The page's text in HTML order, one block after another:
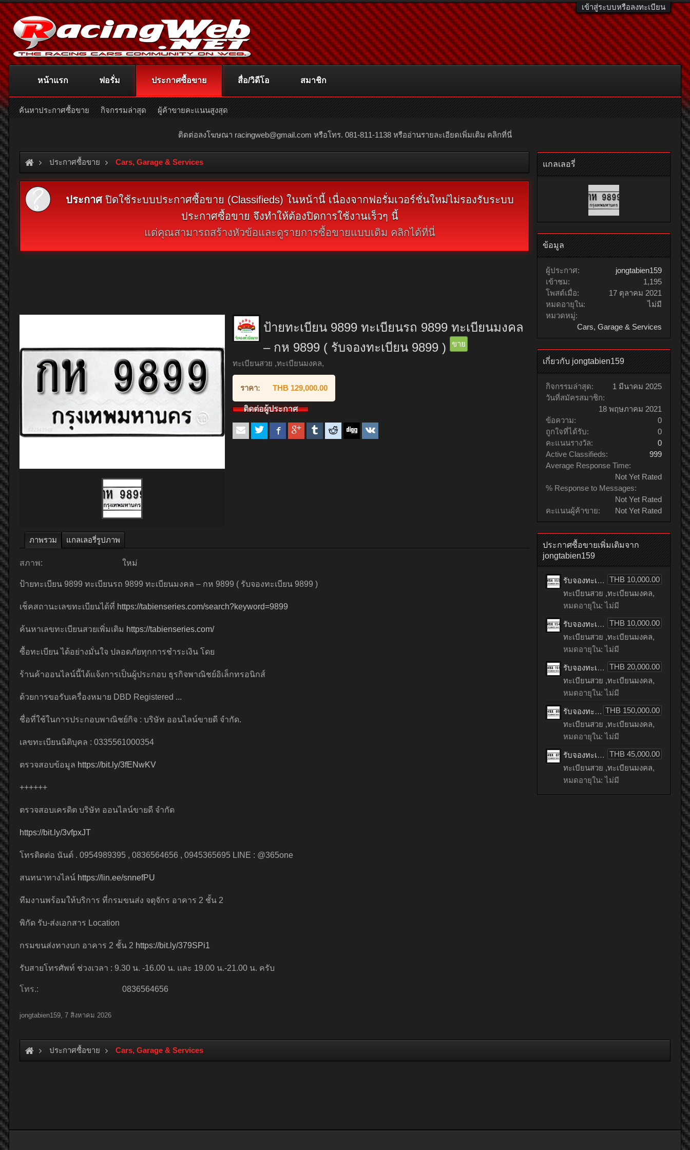
เข้าสู่ระบบหรือลงทะเบียน
ติดต่อลงโฆษณา racingweb@gmail.com หรือโทร. 081-811-1138 หรืออ่านรายละเอียดเพิ่มเติม คลิกที่นี่
ประกาศซื้อขาย Cars, Garage & Services
ประกาศปิดใช้ระบบประกาศซื้อขาย (Classifieds) ในหน้านี้ เนื่องจากฟอรั่มเวอร์ชั่นใหม่ไม่รองรับระบบ
ประกาศซื้อขาย จึงทำให้ต้องปิดการใช้งานเร็วๆ นี้
แต่คุณสามารถสร้างหัวข้อและดูรายการซื้อขายแบบเดิม คลิกได้ที่นี่
ป้ายทะเบียน 9899 ทะเบียนรถ 9899 ทะเบียนมงคล
– กห 9899 ( รับจองทะเบียน 9899 )
ขาย
ทะเบียนสวย ,ทะเบียนมงคล,
ราคา: THB 129,000.00
ติดต่อผู้ประกาศ
ภาพรวม แกลเลอรี่รูปภาพ
สภาพ: ใหม่
ป้ายทะเบียน 9899 ทะเบียนรถ 9899 ทะเบียนมงคล – กห 9899 ( รับจองทะเบียน 9899 )
เช็คสถานะเลขทะเบียนได้ที่ https://tabienseries.com/search?keyword=9899
ค้นหาเลขทะเบียนสวยเพิ่มเติม https://tabienseries.com/
ซื้อทะเบียน ได้อย่างมั่นใจ ปลอดภัยทุกการชำระเงิน โดย
ร้านค้าออนไลน์นี้ได้แจ้งการเป็นผู้ประกอบ ธุรกิจพาณิชย์อิเล็กทรอนิกส์
ด้วยการขอรับเครื่องหมาย DBD Registered ...
ชื่อที่ใช้ในการประกอบพาณิชย์กิจ : บริษัท ออนไลน์ขายดี จำกัด.
เลขทะเบียนนิติบุคล : 0335561000354
ตรวจสอบข้อมูล https://bit.ly/3fENwKV
++++++
ตรวจสอบเครดิต บริษัท ออนไลน์ขายดี จำกัด
https://bit.ly/3vfpxJT
โทรติดต่อ นันต์ . 0954989395 , 0836564656 , 0945365695 LINE : @365one
สนทนาทางไลน์ https://lin.ee/snnefPU
ทีมงานพร้อมให้บริการ ที่กรมขนส่ง จตุจักร อาคาร 2 ชั้น 2
พิกัด รับ-ส่งเอกสาร Location
กรมขนส่งทางบก อาคาร 2 ชั้น 2 https://bit.ly/379SPi1
รับสายโทรศัพท์ ช่วงเวลา : 9.30 น. -16.00 น. และ 19.00 น.-21.00 น. ครับ
โทร.: 0836564656
jongtabien159, 7 สิงหาคม 2026
แกลเลอรี่
ข้อมูล
ผู้ประกาศ:
jongtabien159
เข้าชม:
1,195
โพสต์เมื่อ:
17 ตุลาคม 2021
หมดอายุใน:
ไม่มี
หมวดหมู่:
Cars, Garage & Services
เกี่ยวกับ jongtabien159
กิจกรรมล่าสุด:
1 มีนาคม 2025
วันที่สมัครสมาชิก:
18 พฤษภาคม 2021
ข้อความ:
0
ถูกใจที่ได้รับ:
0
คะแนนรางวัล:
0
Active Classifieds:
999
Average Response Time:
Not Yet Rated
% Response to Messages:
Not Yet Rated
คะแนนผู้ค้าขาย:
Not Yet Rated
ประกาศซื้อขายเพิ่มเติมจาก
jongtabien159
THB 10,000.00
รับจองทะเบียนรถเลข 155 หมวดใหม่จากกรมขนส่ง จองทะเบียน 155
ทะเบียนสวย ,ทะเบียนมงคล,
หมดอายุใน: ไม่มี
THB 10,000.00
รับจองทะเบียนรถเลข 154 หมวดใหม่จากกรมขนส่ง จองทะเบียน 154
ทะเบียนสวย ,ทะเบียนมงคล,
หมดอายุใน: ไม่มี
THB 20,000.00
รับจองทะเบียนรถเลข 151 หมวดใหม่จากกรมขนส่ง จองทะเบียน 151
ทะเบียนสวย ,ทะเบียนมงคล,
หมดอายุใน: ไม่มี
THB 150,000.00
รับจองทะเบียนรถเลข 89 หมวดใหม่จากกรมขนส่ง จองทะเบียน 89
ทะเบียนสวย ,ทะเบียนมงคล,
หมดอายุใน: ไม่มี
THB 45,000.00
รับจองทะเบียนรถเลข 87 หมวดใหม่จากกรมขนส่ง จองทะเบียน 87
ทะเบียนสวย ,ทะเบียนมงคล,
หมดอายุใน: ไม่มี
ประกาศซื้อขาย Cars, Garage & Services
หน้าแรก ฟอรั่ม ประกาศซื้อขาย
ค้นหาประกาศซื้อขาย กิจกรรมล่าสุด ผู้ค้าขายคะแนนสูงสุด
สื่อ/วิดีโอ สมาชิก